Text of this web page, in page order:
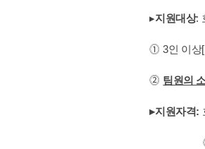
▸지원대상:
⓵3인 이상[
⓶ 팀원의
▸지원자격: